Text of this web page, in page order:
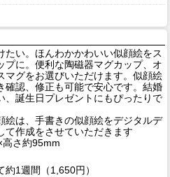
たい。ほんわかかわいい似顔絵をス
プに。便利な陶磁器マグカップ、オ
マグをお選びいただけます。似顔絵
確認、修正も可能で安心です。結婚
、誕生日プレゼントにもぴったりで
絵は、手書きの似顔絵をデジタルデ
て作成をさせていただきます
さ約95mm
約1週間（1,650円）